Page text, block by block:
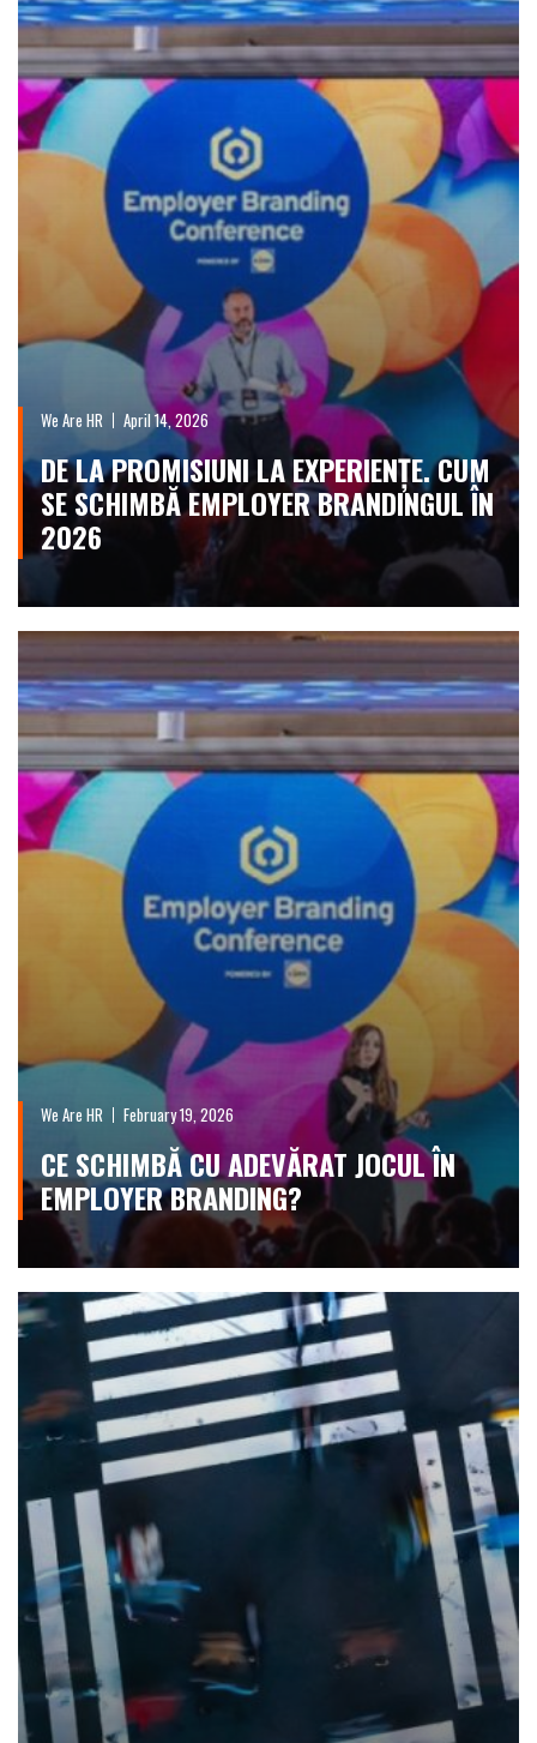
We Are HR April 14, 2026
DE LA PROMISIUNI LA EXPERIENȚE. CUM
SE SCHIMBĂ EMPLOYER BRANDINGUL ÎN
2026
We Are HR February 19, 2026
CE SCHIMBĂ CU ADEVĂRAT JOCUL ÎN
EMPLOYER BRANDING?